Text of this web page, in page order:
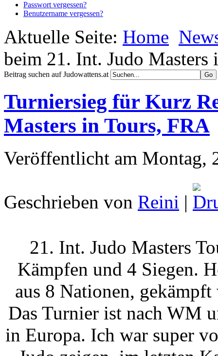
Passwort vergessen?
Benutzername vergessen?
Aktuelle Seite: Home
beim 21. Int. Judo Masters
Beitrag suchen auf Judowattens.at
Turniersieg für Kurz
Masters in Tours, FRA
Veröffentlicht am Montag,
Geschrieben von Reini |
21. Int. Judo Masters
Kämpfen und 4 Siegen.
aus 8 Nationen,
Das Turnier ist nach WM
in Europa. Ich war super